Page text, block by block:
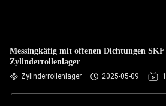
Messingkäfig mit offenen Dichtungen
Zylinderrollenlager
Zylinderrollenlager 2025-05-09